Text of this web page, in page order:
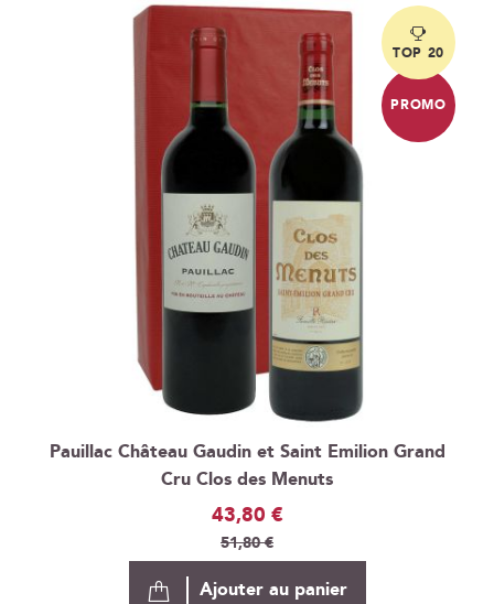
Pauillac Château Gaudin et Saint Emilion Grand
Cru Clos des Menuts
Prix
Spécial
43,80 €
51,80 €
TOP 20
PROMO
Ajouter au panier